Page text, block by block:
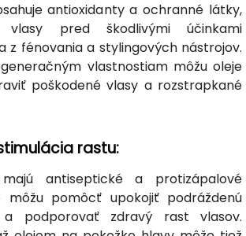
antioxidanty a ochranné látky,
pred škodlivými účinkami
z fénovania a stylingových nástrojov.
vlastnostiam môžu oleje
poškodené vlasy a rozstrapkané
rastu:
antiseptické a protizápalové
môžu pomôcť upokojiť podráždenú
a podporovať zdravý rast vlasov.